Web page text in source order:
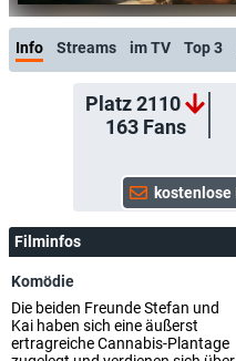
Info Streams im TV Top 3
Platz 2110
163Fans
Filminfos
Komödie
Die beiden Freunde Stefan und
Kai haben sich eine äußerst
ertragreiche Cannabis-Plantage